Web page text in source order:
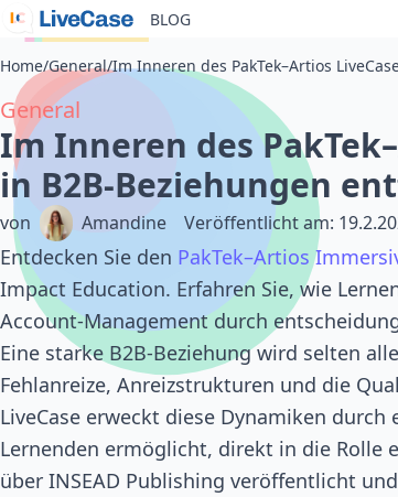
BLOG
Home/General/
General
Im Inneren des
in B2B-Beziehungen
von Amandine Veröffentlicht am:
Entdecken Sie den PakTek–Artios
Impact Education. Erfahren Sie, wie
Account-Management durch
Eine starke B2B-Beziehung wird selten
Fehlanreize, Anreizstrukturen und die
LiveCase erweckt diese Dynamiken durch
Lernenden ermöglicht, direkt in die Rolle
über INSEAD Publishing veröffentlicht